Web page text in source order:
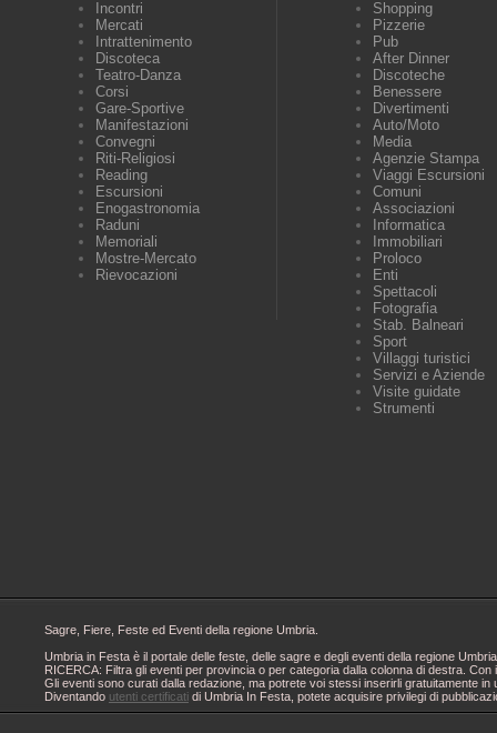
Incontri
Mercati
Intrattenimento
Discoteca
Teatro-Danza
Corsi
Gare-Sportive
Manifestazioni
Convegni
Riti-Religiosi
Reading
Escursioni
Enogastronomia
Raduni
Memoriali
Mostre-Mercato
Rievocazioni
Shopping
Pizzerie
Pub
After Dinner
Discoteche
Benessere
Divertimenti
Auto/Moto
Media
Agenzie Stampa
Viaggi Escursioni
Comuni
Associazioni
Informatica
Immobiliari
Proloco
Enti
Spettacoli
Fotografia
Stab. Balneari
Sport
Villaggi turistici
Servizi e Aziende
Visite guidate
Strumenti
Sagre, Fiere, Feste ed Eventi della regione Umbria.
Umbria in Festa è il portale delle feste, delle sagre e degli eventi della regione
RICERCA: Filtra gli eventi per provincia o per categoria dalla colonna di destra.
Gli eventi sono curati dalla redazione, ma potrete voi stessi inserirli gratuitamente
Diventando utenti certificati di Umbria In Festa, potete acquisire privilegi di